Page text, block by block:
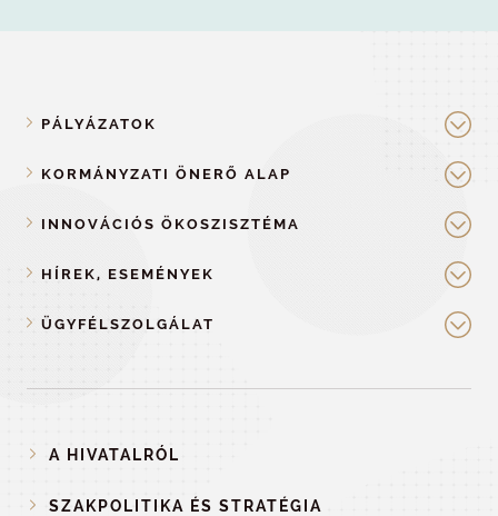
PÁLYÁZATOK
KORMÁNYZATI ÖNERŐ ALAP
INNOVÁCIÓS ÖKOSZISZTÉMA
HÍREK, ESEMÉNYEK
ÜGYFÉLSZOLGÁLAT
A HIVATALRÓL
SZAKPOLITIKA ÉS STRATÉGIA